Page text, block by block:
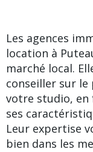
Les agences
location à
marché local.
conseiller sur
votre studio, en
ses
Leur expertise
bien dans les